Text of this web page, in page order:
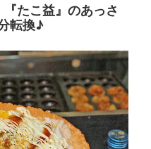
『たこ益』のあっさ
転換♪